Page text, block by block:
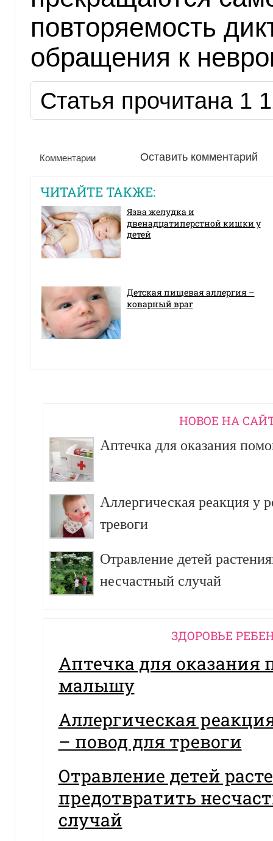
повторяемость
обращения к
Статья прочитана 1
Комментарии Оставить комментарий
ЧИТАЙТЕ ТАКЖЕ:
Язва желудка и
двенадцатиперстной кишки у
детей
Детская пищевая аллергия –
коварный враг
НОВОЕ НА
Аптечка для оказания
Аллергическая реакция у
тревоги
Отравление детей
несчастный случай
ЗДОРОВЬЕ
Аптечка для
малышу
Аллергическая
– повод для тревоги
Отравление детей
предотвратить
случай